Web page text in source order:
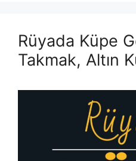
Rüyada Küpe
Takmak, Altın